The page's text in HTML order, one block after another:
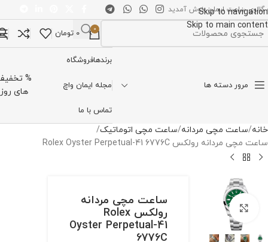
Skip to navigation
Skip to main content
گالری ساعت ایمان خوش آمدید
0
0 تومان
مرور دسته ها
برندهافروشگاه
مجله ایمان واچ
تماس با ما
%
های روز
خانه ساعت مچی مردانه ساعت مچی اتوماتیک
ساعت مچی مردانه رولکس Rolex Oyster Perpetual-41 6776C
برای بزرگنمایی کلیک کنیدساعت مچی مردانه
رولکس Rolex
Oyster Perpetual-41
6776C